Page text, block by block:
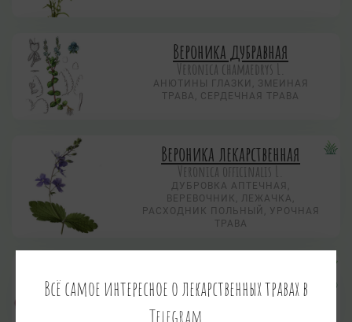
Вероника дубравная
Veronica chamaedrys L.
АНЮТИНЫ ГЛАЗКИ, ЗМЕИНАЯ
ТРАВА, СЕРДЕЧНАЯ ТРАВА
Вероника лекарственная
Veronica officinalis L.
ДУБРОВКА АПТЕЧНАЯ,
ВЕРЕВОЧНИК, ЛЕЖАЧКА,
РАСХОДНИК ПОЛЬНЫЙ, УРОЧНАЯ
ТРАВА
Cerasus vulgaris Mill., Prunus cerasus L.
Всё самое интересное о лекарственных травах в
Telegram